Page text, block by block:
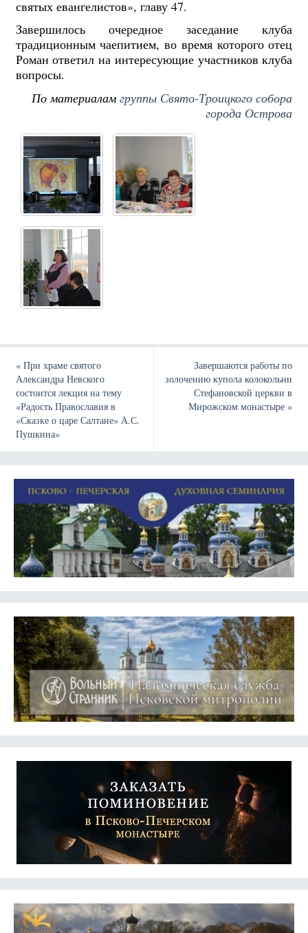
святых евангелистов», главу 47.
Завершилось очередное заседание клуба
традиционным чаепитием, во время которого отец
Роман ответил на интересующие участников клуба
вопросы.
По материаламгруппы Свято-Троицкого собора
города Острова
«При храме святого
Александра Невского
состоится лекция на тему
«Радость Православия в
«Сказке о царе Салтане» А.С.
Пушкина»
Завершаются работы по
золочению купола колокольни
Стефановской церкви в
Мирожском монастыре»